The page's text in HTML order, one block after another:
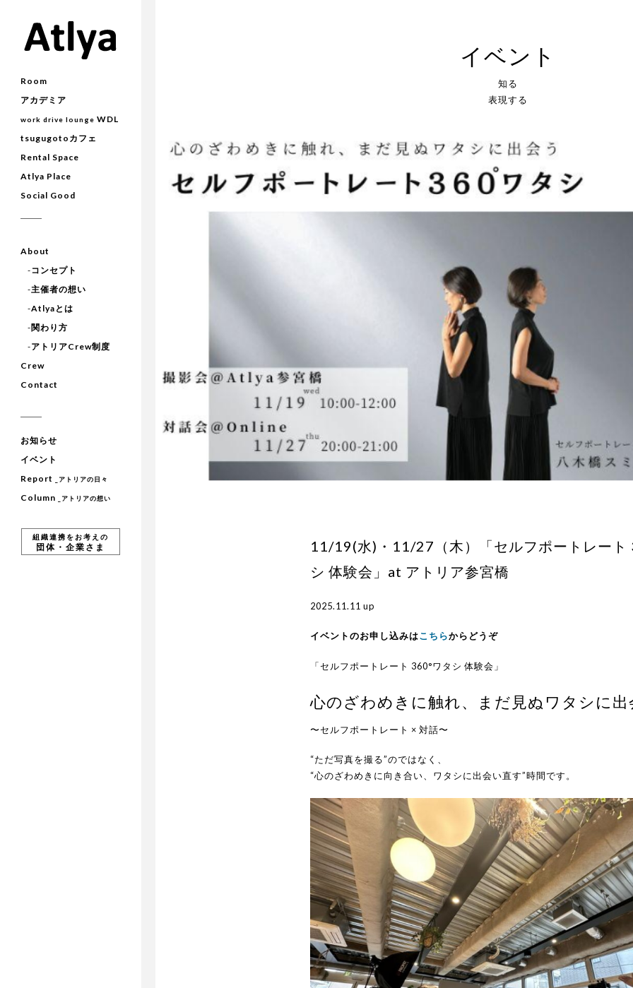
Room
アカデミア
work drive lounge WDL
tsugugotoカフェ
Rental Space
Atlya Place
Social Good
About
-コンセプト
-主催者の想い
-Atlyaとは
-関わり方
-アトリアCrew制度
Crew
Contact
お知らせ
イベント
Report
_アトリアの日々
Column _アトリアの想い
組織連携をお考えの
団体・企業さま
イベント
知る
表現する
11/19(水)・11/27（木）「セルフポートレート
シ 体験会」at アトリア参宮橋
2025.11.11 up
イベントのお申し込みはこちらからどうぞ
「セルフポートレート 360°ワタシ 体験会」
心のざわめきに触れ、まだ見ぬワタシに出
〜セルフポートレート × 対話〜
“ただ写真を撮る”のではなく、
“心のざわめきに向き合い、ワタシに出会い直す”時間です。